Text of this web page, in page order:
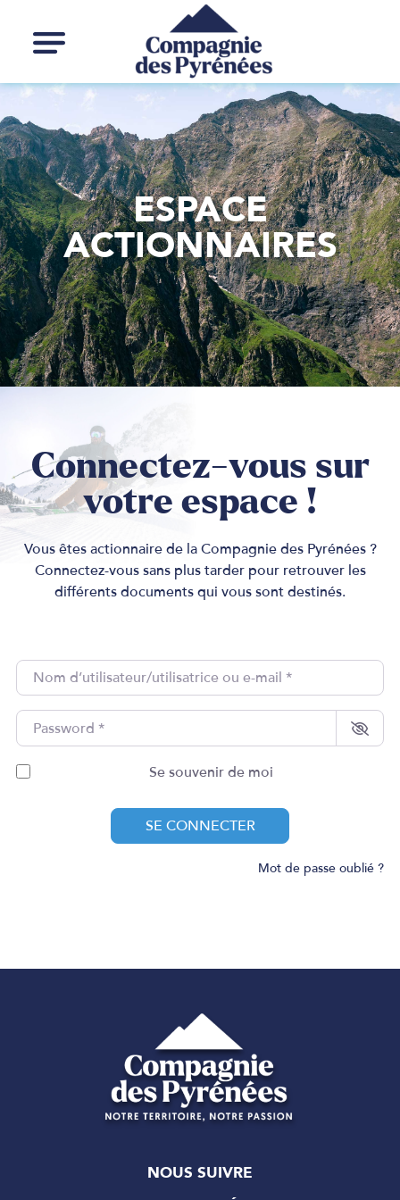
ESPACE
ACTIONNAIRES
Connectez-vous sur
votre espace !
Vous êtes actionnaire de la Compagnie des Pyrénées ?
Connectez-vous sans plus tarder pour retrouver les
différents documents qui vous sont destinés.
Nom d’utilisateur/utilisatrice
Password*
Se souvenir de moi
SE CONNECTER
Mot de passe oublié ?
NOUS SUIVRE